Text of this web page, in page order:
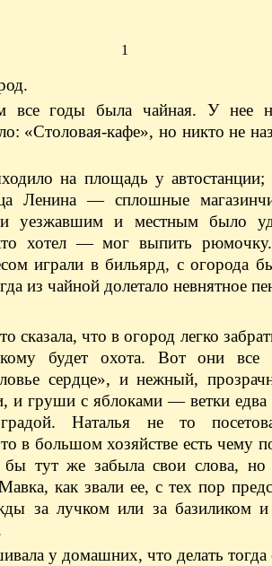
1
все годы была чайная. У нее
«Столовая-кафе», но никто не
на площадь у
Ленина — сплошные
уезжавшим и местным было
хотел — мог выпить
играли в бильярд, с огорода
из чайной долетало невнятное
сказала, что в огород легко
будет охота. Вот они
сердце», и нежный,
и груши с яблоками — ветки едва
Наталья не то
в большом хозяйстве есть чему
тут же забыла свои слова, но
как звали ее, с тех пор
за лучком или за базиликом и
у домашних, что делать